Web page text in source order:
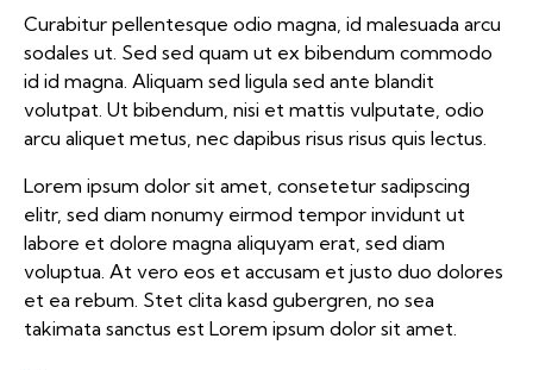
Curabitur pellentesque odio magna, id malesuada arcu
sodales ut. Sed sed quam ut ex bibendum commodo
id id magna. Aliquam sed ligula sed ante blandit
volutpat. Ut bibendum, nisi et mattis vulputate, odio
arcu aliquet metus, nec dapibus risus risus quis lectus.
Lorem ipsum dolor sit amet, consetetur sadipscing
elitr, sed diam nonumy eirmod tempor invidunt ut
labore et dolore magna aliquyam erat, sed diam
voluptua. At vero eos et accusam et justo duo dolores
et ea rebum. Stet clita kasd gubergren, no sea
takimata sanctus est Lorem ipsum dolor sit amet.